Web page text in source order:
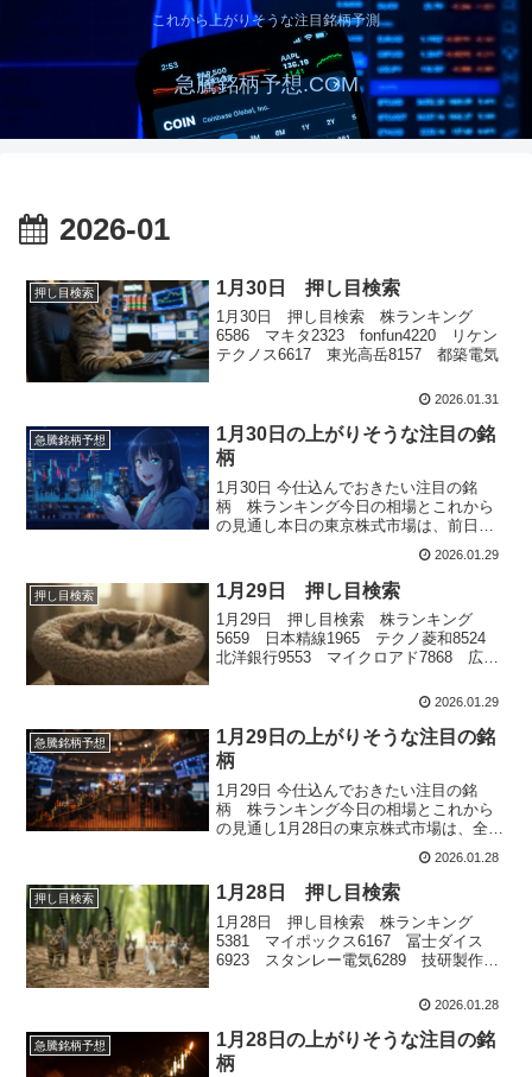
これから上がりそうな注目銘柄予測
急騰銘柄予想.COM
2026-01
押し目検索 1月30日 押し目検索
1月30日 押し目検索 株ランキング
6586 マキタ2323 fonfun4220 リケン
テクノス6617 東光高岳8157 都築電気
2026.01.31
急騰銘柄予想
1月30日の上がりそうな注目の銘
柄
1月30日 今仕込んでおきたい注目の銘
柄 株ランキング今日の相場とこれから
の見通し本日の東京株式市場は、前日の
支えとなり、日経平均は小幅ながら3日続
伸となりました。もっとも、前日の引け
にかけて急速に戻した反動もあり、寄り
付きは売りが先行するなど、序盤か...
2026.01.29
押し目検索 1月29日 押し目検索
1月29日 押し目検索 株ランキング
5659 日本精線1965 テクノ菱和8524
北洋銀行9553 マイクロアド7868 広済
2026.01.29
急騰銘柄予想
1月29日の上がりそうな注目の銘
柄
1月29日 今仕込んでおきたい注目の銘
柄 株ランキング今日の相場とこれから
の見通し1月28日の東京株式市場は、全体
かけて底堅さを確認する一日だったとい
えます。日経平均株価は前日比で小幅な
がら続伸し、TOPIXは下落するなど、指
数間で明暗が分かれました。朝...
2026.01.28
押し目検索 1月28日 押し目検索
1月28日 押し目検索 株ランキング
5381 マイポックス6167 冨士ダイス
6923 スタンレー電気6289 技研製作所
2026.01.28
急騰銘柄予想
1月28日の上がりそうな注目の銘
柄